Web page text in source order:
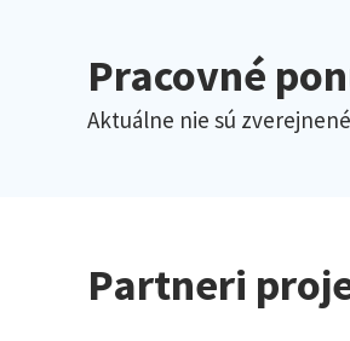
Pracovné
Aktuálne nie sú
Partneri